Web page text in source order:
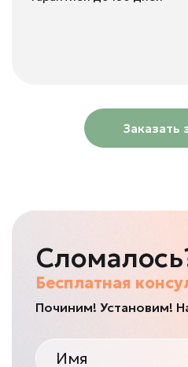
Заказать
Бесплатная
Починим! Установим!